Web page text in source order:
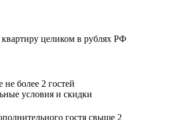
квартиру целиком в рублях РФ
более 2 гостей
условия и скидки
гостя свыше 2